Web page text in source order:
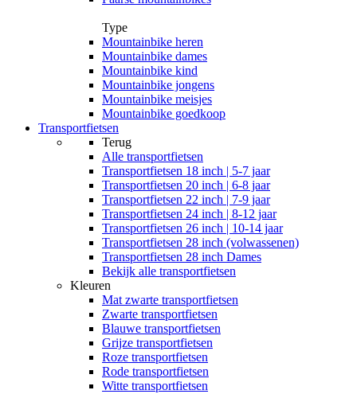
Type
Mountainbike heren
Mountainbike dames
Mountainbike kind
Mountainbike jongens
Mountainbike meisjes
Mountainbike goedkoop
Transportfietsen
Terug
Alle transportfietsen
Transportfietsen 18 inch | 5-7 jaar
Transportfietsen 20 inch | 6-8 jaar
Transportfietsen 22 inch | 7-9 jaar
Transportfietsen 24 inch | 8-12 jaar
Transportfietsen 26 inch | 10-14 jaar
Transportfietsen 28 inch (volwassenen)
Transportfietsen 28 inch Dames
Bekijk alle transportfietsen
Kleuren
Mat zwarte transportfietsen
Zwarte transportfietsen
Blauwe transportfietsen
Grijze transportfietsen
Roze transportfietsen
Rode transportfietsen
Witte transportfietsen